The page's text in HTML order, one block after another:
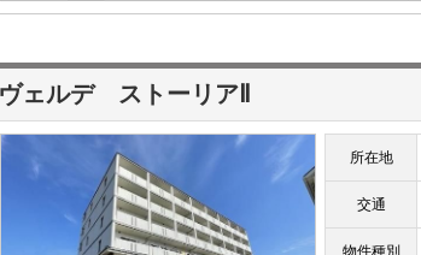
ヴェルデ ストーリアⅡ
所在地
交通
物件種別